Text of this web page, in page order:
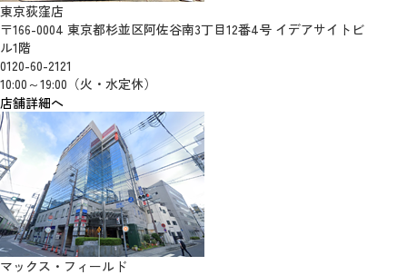
東京荻窪店
〒166-0004 東京都杉並区阿佐谷南3丁目12番4号 イデアサイトビ
ル1階
0120-60-2121
10:00～19:00（火・水定休）
店舗詳細へ
マックス・フィールド